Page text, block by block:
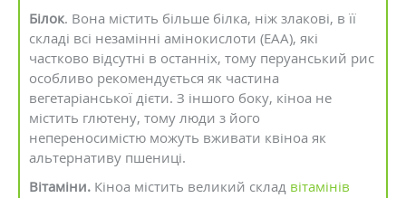
Білок. Вона містить більше білка, ніж злакові, в її
складі всі незамінні амінокислоти (EAA), які
частково відсутні в останніх, тому перуанський рис
особливо рекомендується як частина
вегетаріанської дієти. З іншого боку, кіноа не
містить глютену, тому люди з його
непереносимістю можуть вживати квіноа як
альтернативу пшениці.
Вітаміни. Кіноа містить великий склад вітамінів